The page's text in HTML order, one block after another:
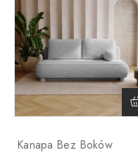
Kanapa Bez Boków